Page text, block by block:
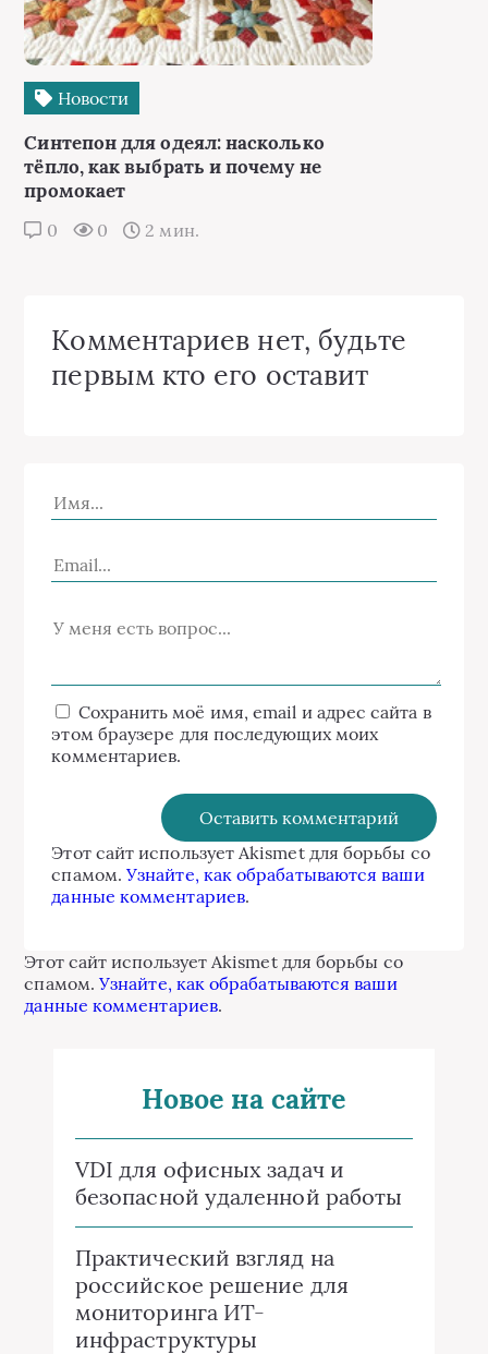
Новости
Синтепон для одеял: насколько
тёпло, как выбрать и почему не
промокает
0 0 2 мин.
Комментариев нет, будьте
первым кто его оставит
Сохранить моё имя, email и адрес сайта в
этом браузере для последующих моих
комментариев.
Этот сайт использует Akismet для борьбы со
спамом.Узнайте, как обрабатываются ваши
данные комментариев.
Этот сайт использует Akismet для борьбы со
спамом.Узнайте, как обрабатываются ваши
данные комментариев.
Новое на сайте
VDI для офисных задач и
безопасной удаленной работы
Практический взгляд на
российское решение для
мониторинга ИТ-
инфраструктуры